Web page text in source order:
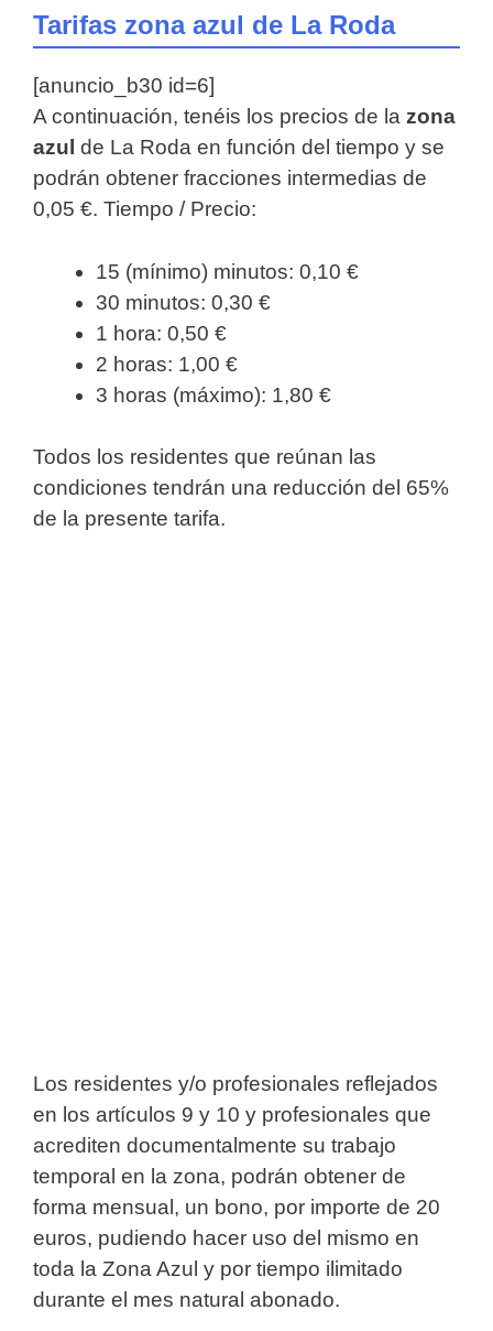
Tarifas zona azul de La Roda
[anuncio_b30 id=6]
A continuación, tenéis los precios de la zona
azul de La Roda en función del tiempo y se
podrán obtener fracciones intermedias de
0,05 €. Tiempo / Precio:
15 (mínimo) minutos: 0,10 €
30 minutos: 0,30 €
1 hora: 0,50 €
2 horas: 1,00 €
3 horas (máximo): 1,80 €
Todos los residentes que reúnan las
condiciones tendrán una reducción del 65%
de la presente tarifa.
Los residentes y/o profesionales reflejados
en los artículos 9 y 10 y profesionales que
acrediten documentalmente su trabajo
temporal en la zona, podrán obtener de
forma mensual, un bono, por importe de 20
euros, pudiendo hacer uso del mismo en
toda la Zona Azul y por tiempo ilimitado
durante el mes natural abonado.